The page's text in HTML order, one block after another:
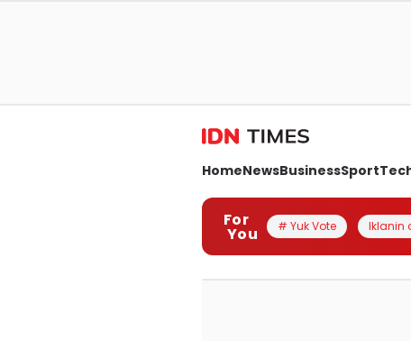
HomeNewsBusinessSport
For
You # Yuk Vote Iklanin